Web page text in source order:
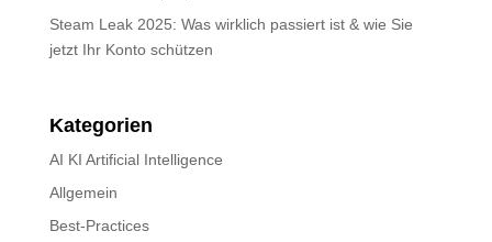
Steam Leak 2025: Was wirklich passiert ist & wie Sie
jetzt Ihr Konto schützen
Kategorien
AI KI Artificial Intelligence
Allgemein
Best-Practices